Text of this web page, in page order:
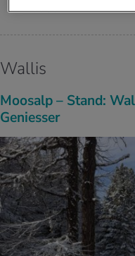
hau­sen
Wallis
Moosalp – Stand:
Geniesser